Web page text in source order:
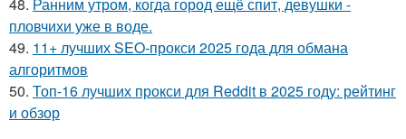
пловчихи уже в воде.
49. 11+ лучших SEO-прокси 2025 года для обмана
алгоритмов
50. Топ-16 лучших прокси для Reddit в 2025 году: рейтинг
и обзор